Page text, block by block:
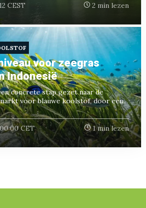
CEST 2 min lezen
voor zeegras
Indonesië
concrete stap gezet naar de
voor blauwe koolstof, door een...
CET 1 min lezen